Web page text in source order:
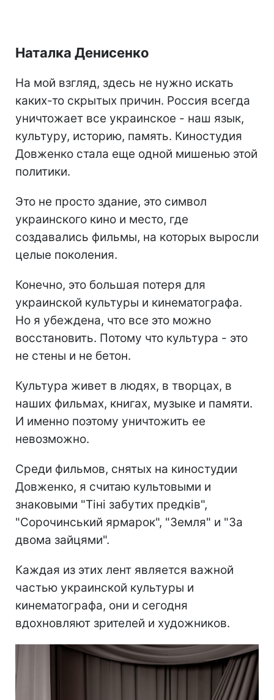
Наталка Денисенко
На мой взгляд, здесь не нужно искать
каких-то скрытых причин. Россия всегда
уничтожает все украинское - наш язык,
культуру, историю, память. Киностудия
Довженко стала еще одной мишенью этой
политики.
Это не просто здание, это символ
украинского кино и место, где
создавались фильмы, на которых выросли
целые поколения.
Конечно, это большая потеря для
украинской культуры и кинематографа.
Но я убеждена, что все это можно
восстановить. Потому что культура - это
не стены и не бетон.
Культура живет в людях, в творцах, в
наших фильмах, книгах, музыке и памяти.
И именно поэтому уничтожить ее
невозможно.
Среди фильмов, снятых на киностудии
Довженко, я считаю культовыми и
знаковыми "Тіні забутих предків",
"Сорочинський ярмарок", "Земля" и "За
двома зайцями".
Каждая из этих лент является важной
частью украинской культуры и
кинематографа, они и сегодня
вдохновляют зрителей и художников.